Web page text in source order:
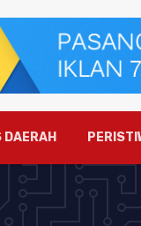
DAERAH